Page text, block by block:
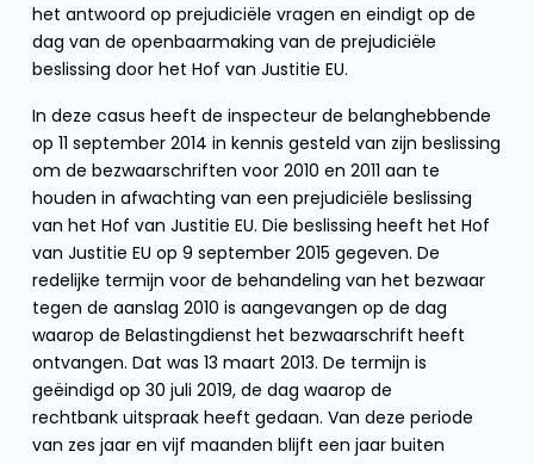
het antwoord op prejudiciële vragen en eindigt op de
dag van de openbaarmaking van de prejudiciële
beslissing door het Hof van Justitie EU.
In deze casus heeft de inspecteur de belanghebbende
op 11 september 2014 in kennis gesteld van zijn beslissing
om de bezwaarschriften voor 2010 en 2011 aan te
houden in afwachting van een prejudiciële beslissing
van het Hof van Justitie EU. Die beslissing heeft het Hof
van Justitie EU op 9 september 2015 gegeven. De
redelijke termijn voor de behandeling van het bezwaar
tegen de aanslag 2010 is aangevangen op de dag
waarop de Belastingdienst het bezwaarschrift heeft
ontvangen. Dat was 13 maart 2013. De termijn is
geëindigd op 30 juli 2019, de dag waarop de
rechtbank uitspraak heeft gedaan. Van deze periode
van zes jaar en vijf maanden blijft een jaar buiten